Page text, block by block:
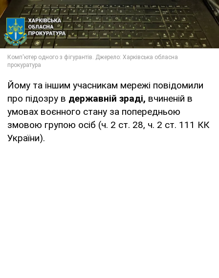
Йому та іншим учасникам мережі повідомили
про підозру в державній зраді, вчиненій в
умовах воєнного стану за попередньою
змовою групою осіб (ч. 2 ст. 28, ч. 2 ст. 111 КК
України).